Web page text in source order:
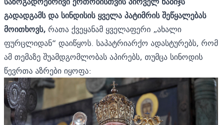
გადადგამს და სინდისის ყველა პატიმრის შეწყალებას
მოითხოვს,რათა ქვეყანამ ყველაფერი „ახალი
ფურცლიდან“ დაიწყოს. საპატრიარქო ადასტურებს, რომ
ამ თემაზე შუამდგომლობას აპირებს, თუმცა სინოდის
წევრთა აზრები იყოფა: